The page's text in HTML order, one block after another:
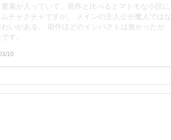
素が入っていて、前作と比べるとマトモな小説に
チャクチャですが。 メインの主人公が魔人ではな
いがある。 前作ほどのインパクトは無かったが
す。
10